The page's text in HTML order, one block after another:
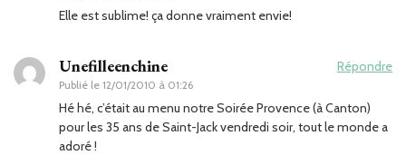
Elle est sublime! ça donne vraiment envie!
Unefilleenchine
Publié le 12/01/2010 à 01:26
Répondre
Hé hé, c’était au menu notre Soirée Provence (à Canton)
pour les 35 ans de Saint-Jack vendredi soir, tout le monde a
adoré !